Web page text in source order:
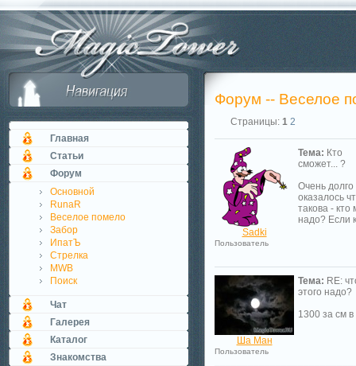
Главная
Статьи
Форум
Основной
RunaR
Веселое помело
Забор
ИпатЪ
Стрелка
MWB
Поиск
Чат
Галерея
Каталог
Знакомства
Форум -- Веселое
Страницы: 1 2
Sadki
Пользователь
Тема: Кто
сможет... ?
Очень
оказалось
такова - кто
надо? Если
Ша Ман
Пользователь
Тема: RE:
этого надо?
1300 за см в